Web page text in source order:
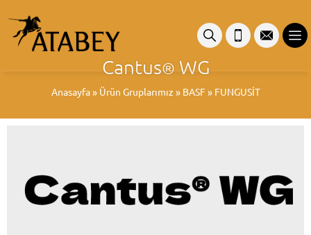
Cantus® WG
Anasayfa» Ürün Gruplarımız » BASF » FUNGUSİT